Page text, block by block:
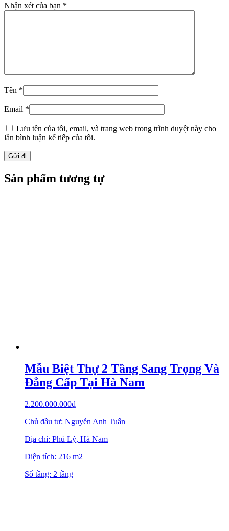
Nhận xét của bạn *
Tên *
Email *
Lưu tên của tôi, email, và trang web trong trình duyệt này cho
lần bình luận kế tiếp của tôi.
Sản phẩm tương tự
Mẫu Biệt Thự 2 Tầng Sang Trọng Và
Đẳng Cấp Tại Hà Nam
2.200.000.000₫
Chủ đầu tư: Nguyễn Anh Tuấn
Địa chỉ: Phủ Lý, Hà Nam
Diện tích: 216 m2
Số tầng: 2 tầng